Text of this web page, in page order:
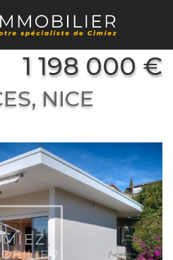
1 198 000 €
NICE